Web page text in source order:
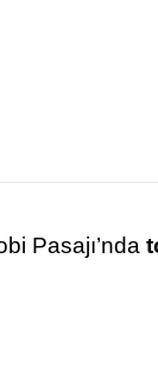
Pasajı’nda